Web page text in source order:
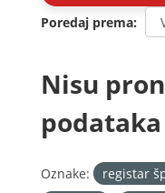
Poredaj prema
Nisu
podataka
Oznake:
registar